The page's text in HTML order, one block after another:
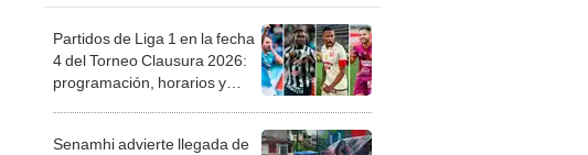
Partidos de Liga 1 en la fecha
4 del Torneo Clausura 2026:
programación, horarios y
Senamhi advierte llegada de